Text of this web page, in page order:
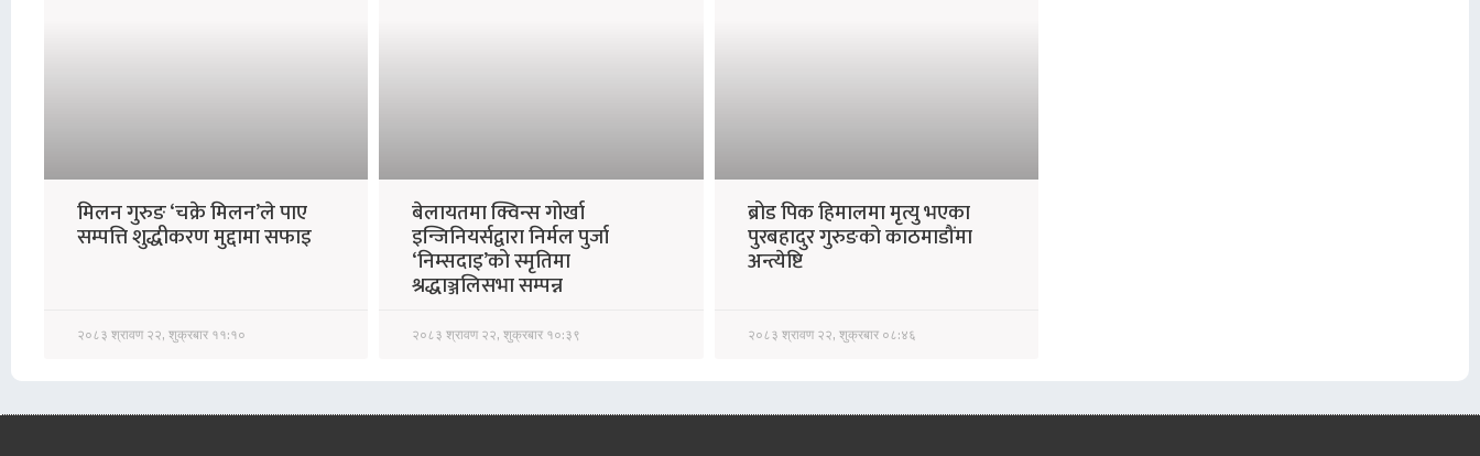
मिलन गुरुङ ‘चक्रे मिलन’ले पाए
सम्पत्ति शुद्धीकरण मुद्दामा सफाइ
२०८३ श्रावण २२, शुक्रबार ११:१०
बेलायतमा क्विन्स गोर्खा
इन्जिनियर्सद्वारा निर्मल पुर्जा
‘निम्सदाइ’को स्मृतिमा
श्रद्धाञ्जलिसभा सम्पन्न
२०८३ श्रावण २२, शुक्रबार १०:३९
ब्रोड पिक हिमालमा मृत्यु भएका
पुरबहादुर गुरुङको काठमाडौंमा
अन्त्येष्टि
२०८३ श्रावण २२, शुक्रबार ०८:४६